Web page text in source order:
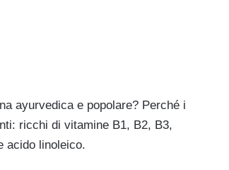
ayurvedica e popolare? Perché i
ricchi di vitamine B1, B2, B3,
acido linoleico.